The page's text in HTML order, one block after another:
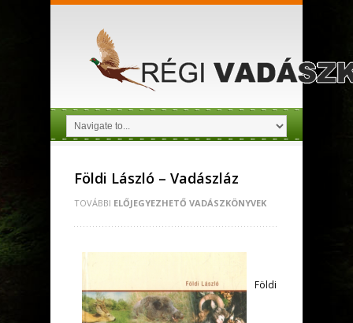
Földi László – Vadászláz
TOVÁBBI ELŐJEGYEZHETŐ VADÁSZKÖNYVEK
Földi